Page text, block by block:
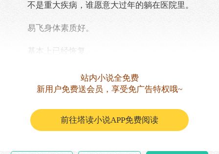
不是重大疾病，谁愿意大过年的躺在医院里。
易飞身体素质好。
基本上已经恢复。
他握紧拳头挥了挥，“已经完全好了，睡了这么长
时间，精神好的很。”
确实，他没有……
站内小说全免费
新用户免费送会员，享受免广告特权哦~
前往塔读小说APP免费阅读